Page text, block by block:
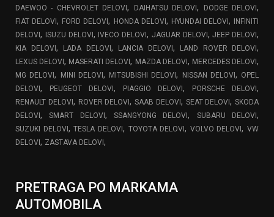
DAEWOO - CHEVROLET DELOVI, DAIHATSU DELOVI, DODGE DELOVI,
FIAT DELOVI, FORD DELOVI, HONDA DELOVI , HYUNDAI DELOVI ,
INFINITI
DELOVI , ISUZU DELOVI , IVECO DELOVI , JAGUAR DELOVI ,JEEP DELOVI ,
KIA DELOVI , LADA DELOVI , LANCIA DELOVI , LAND ROVER DELOVI ,
LEXUS DELOVI, MASERATI DELOVI, MAZDA DELOVI , MERCEDES DELOVI,
MG DELOVI, MINI DELOVI , MITSUBISHI DELOVI, NISSAN DELOVI , OPEL
DELOVI , PEUGEOT DELOVI , PIAGGIO DELOVI , PORSCHE DELOVI ,
RENAULT DELOVI , ROVER DELOVI, SAAB DELOVI , SEAT DELOVI, SKODA
DELOVI ,SMART DELOVI ,SSANGYONG DELOVI, SUBARU DELOVI,
SUZUKI DELOVI ,TESLA DELOVI , TOYOTA DELOVI, VOLVO DELOVI, VW
DELOVI , ZASTAVA DELOVI ,
PRETRAGA PO MARKAMA
AUTOMOBILA